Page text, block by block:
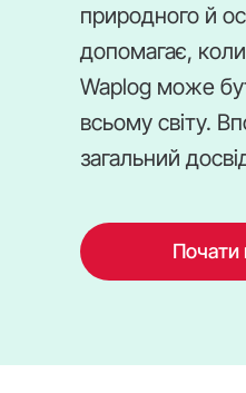
природного й
допомагає,
Waplog може
всьому світу.
загальний
Почати